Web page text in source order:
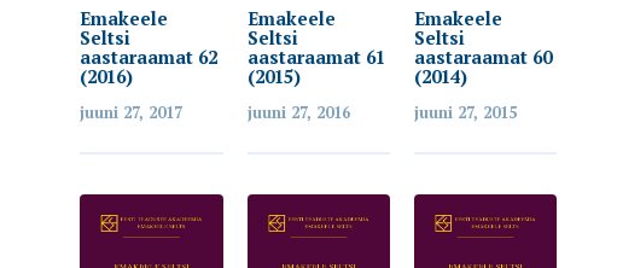
Emakeele
Seltsi
aastaraamat 62
(2016)
juuni 27, 2017
Emakeele
Seltsi
aastaraamat 61
(2015)
juuni 27, 2016
Emakeele
Seltsi
aastaraamat 60
(2014)
juuni 27, 2015